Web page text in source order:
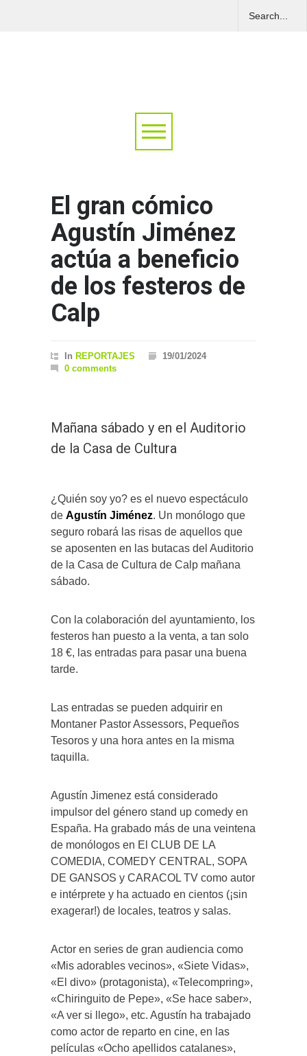
El gran cómico
Agustín Jiménez
actúa a beneficio
de los festeros de
Calp
In REPORTAJES
19/01/2024
0 comments
Mañana sábado y en el Auditorio
de la Casa de Cultura
¿Quién soy yo? es el nuevo espectáculo
de Agustín Jiménez. Un monólogo que
seguro robará las risas de aquellos que
se aposenten en las butacas del Auditorio
de la Casa de Cultura de Calp mañana
sábado.
Con la colaboración del ayuntamiento, los
festeros han puesto a la venta, a tan solo
18 €, las entradas para pasar una buena
tarde.
Las entradas se pueden adquirir en
Montaner Pastor Assessors, Pequeños
Tesoros y una hora antes en la misma
taquilla.
Agustín Jimenez está considerado
impulsor del género stand up comedy en
España. Ha grabado más de una veintena
de monólogos en El CLUB DE LA
COMEDIA, COMEDY CENTRAL, SOPA
DE GANSOS y CARACOL TV como autor
e intérprete y ha actuado en cientos (¡sin
exagerar!) de locales, teatros y salas.
Actor en series de gran audiencia como
«Mis adorables vecinos», «Siete Vidas»,
«El divo» (protagonista), «Telecompring»,
«Chiringuito de Pepe», «Se hace saber»,
«A ver si llego», etc. Agustín ha trabajado
como actor de reparto en cine, en las
películas «Ocho apellidos catalanes»,